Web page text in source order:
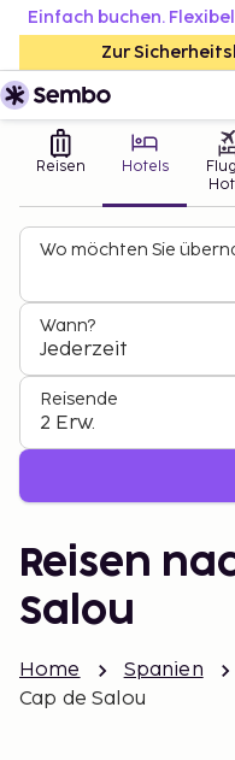
Einfach buchen.
Zur
Reisen Hotels
Wo möchten Sie
Wann?
Jederzeit
Reisende
2 Erw.
Reisen
Salou
Home Spanien
Cap de Salou